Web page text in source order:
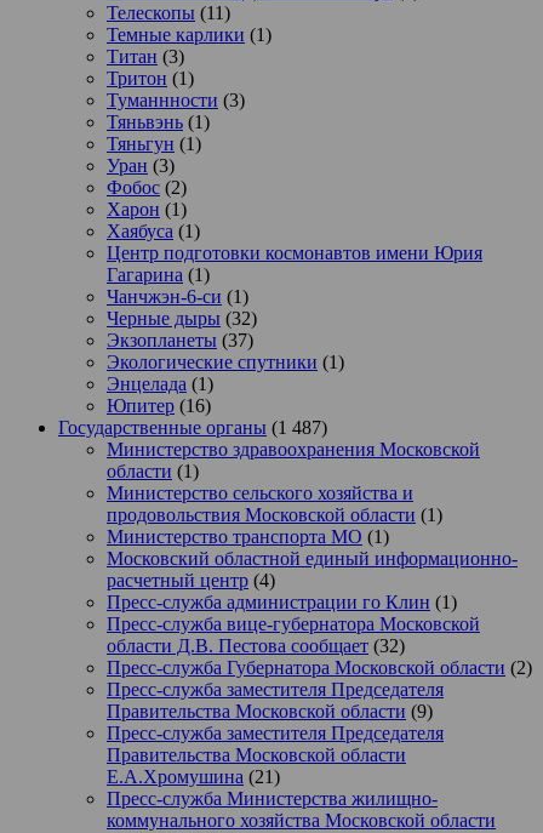
Телескопы (11)
Темные карлики (1)
Титан (3)
Тритон (1)
Туманнности (3)
Тяньвэнь (1)
Тяньгун (1)
Уран (3)
Фобос (2)
Харон (1)
Хаябуса (1)
Центр подготовки космонавтов имени Юрия
Гагарина (1)
Чанчжэн-6-си (1)
Черные дыры (32)
Экзопланеты (37)
Экологические спутники (1)
Энцелада (1)
Юпитер (16)
Государственные органы (1 487)
Министерство здравоохранения Московской
области (1)
Министерство сельского хозяйства и
продовольствия Московской области (1)
Министерство транспорта МО (1)
Московский областной единый информационно-
расчетный центр (4)
Пресс-служба администрации го Клин (1)
Пресс-служба вице-губернатора Московской
области Д.В. Пестова сообщает (32)
Пресс-служба Губернатора Московской области (2)
Пресс-служба заместителя Председателя
Правительства Московской области (9)
Пресс-служба заместителя Председателя
Правительства Московской области
Е.А.Хромушина (21)
Пресс-служба Министерства жилищно-
коммунального хозяйства Московской области